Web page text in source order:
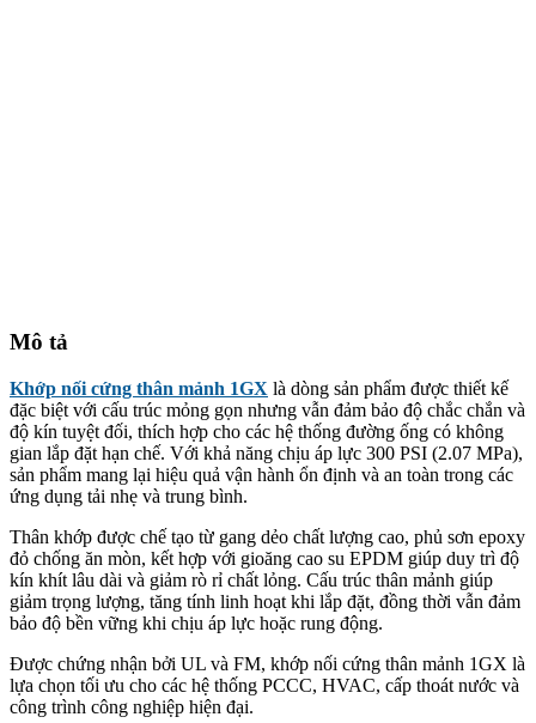
Mô tả
Khớp nối cứng thân mảnh 1GX là dòng sản phẩm được thiết kế
đặc biệt với cấu trúc mỏng gọn nhưng vẫn đảm bảo độ chắc chắn và
độ kín tuyệt đối, thích hợp cho các hệ thống đường ống có không
gian lắp đặt hạn chế. Với khả năng chịu áp lực 300 PSI (2.07 MPa),
sản phẩm mang lại hiệu quả vận hành ổn định và an toàn trong các
ứng dụng tải nhẹ và trung bình.
Thân khớp được chế tạo từ gang dẻo chất lượng cao, phủ sơn epoxy
đỏ chống ăn mòn, kết hợp với gioăng cao su EPDM giúp duy trì độ
kín khít lâu dài và giảm rò rỉ chất lỏng. Cấu trúc thân mảnh giúp
giảm trọng lượng, tăng tính linh hoạt khi lắp đặt, đồng thời vẫn đảm
bảo độ bền vững khi chịu áp lực hoặc rung động.
Được chứng nhận bởi UL và FM, khớp nối cứng thân mảnh 1GX là
lựa chọn tối ưu cho các hệ thống PCCC, HVAC, cấp thoát nước và
công trình công nghiệp hiện đại.